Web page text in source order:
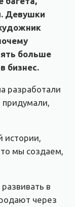
Девушки
больше
бизнес.
разработали
истории,
мы создаем,
в
через